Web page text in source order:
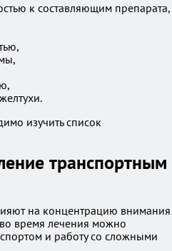
к составляющим препарата,
изучить список
транспортным
на концентрацию внимания
время лечения можно
и работу со сложными